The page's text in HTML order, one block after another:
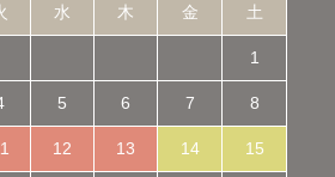
水 木 金 土
1
5 6 7 8
12 13 14 15